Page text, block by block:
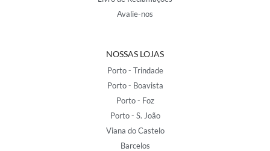
Avalie-nos
NOSSAS LOJAS
Porto - Trindade
Porto - Boavista
Porto - Foz
Porto - S. João
Viana do Castelo
Barcelos